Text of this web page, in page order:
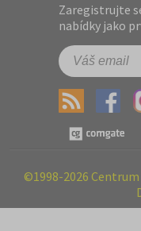
Zaregistrujte
nabídky jako
©1998-2026 Centrum